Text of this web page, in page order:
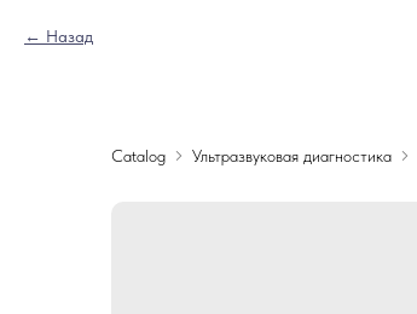
Назад
Catalog Ультразвуковая диагностика